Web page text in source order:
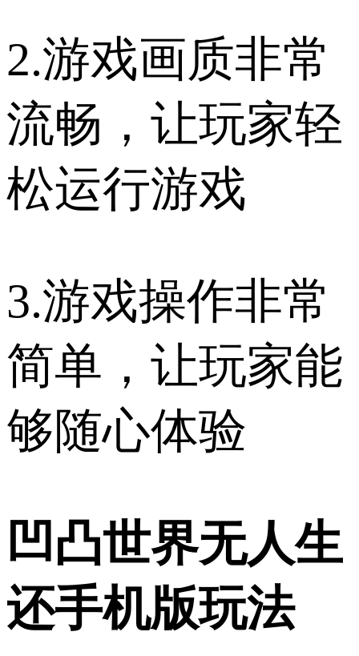
2.游戏画质非常
流畅，让玩家轻
松运行游戏
3.游戏操作非常
简单，让玩家能
够随心体验
凹凸世界无人生
还手机版玩法